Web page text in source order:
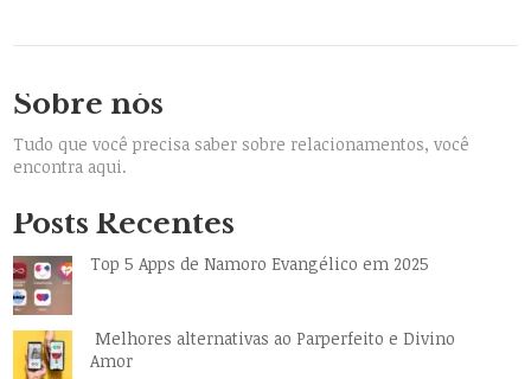
Sobre nós
Tudo que você precisa saber sobre relacionamentos, você
encontra aqui.
Posts Recentes
Top 5 Apps de Namoro Evangélico em 2025
Melhores alternativas ao Parperfeito e Divino
Amor